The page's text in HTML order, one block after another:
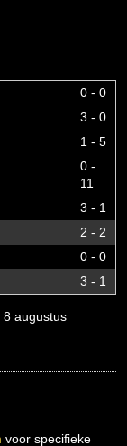
0 - 0
3 - 0
1 - 5
0 -
11
3 - 1
2 - 2
0 - 0
3 - 1
8 augustus
voor specifieke